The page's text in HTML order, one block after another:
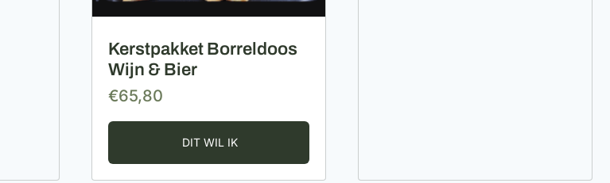
Kerstpakket Borreldoos
Wijn & Bier
€65,80